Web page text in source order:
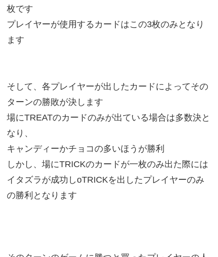
枚です
プレイヤーが使用するカードはこの3枚のみとなり
ます
そして、各プレイヤーが出したカードによってその
ターンの勝敗が決します
場にTREATのカードのみが出ている場合は多数決と
なり、
キャンディーかチョコの多いほうが勝利
しかし、場にTRICKのカードが一枚のみ出た際には
イタズラが成功しoTRICKを出したプレイヤーのみ
の勝利となります